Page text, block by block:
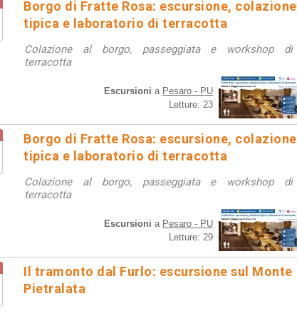
Borgo di Fratte Rosa: escursione, colazione
tipica e laboratorio di terracotta
Colazione al borgo, passeggiata e workshop di
terracotta
Escursioni a Pesaro - PU
Letture: 23
Borgo di Fratte Rosa: escursione, colazione
tipica e laboratorio di terracotta
Colazione al borgo, passeggiata e workshop di
terracotta
Escursioni a Pesaro - PU
Letture: 29
Il tramonto dal Furlo: escursione sul Monte
Pietralata